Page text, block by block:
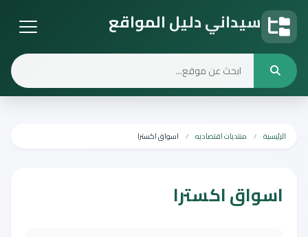
سيداني دليل المواقع
الرئيسية منتديات اقتصاديه اسواق اكسترا
اسواق اكسترا